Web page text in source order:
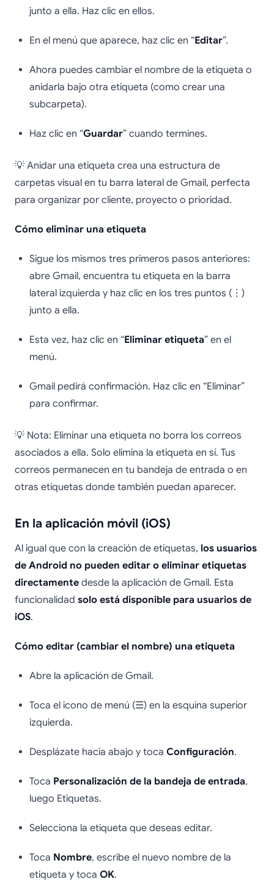
junto a ella. Haz clic en ellos.
En el menú que aparece, haz clic en “Editar”.
Ahora puedes cambiar el nombre de la etiqueta o
anidarla bajo otra etiqueta (como crear una
subcarpeta).
Haz clic en “Guardar” cuando termines.
💡 Anidar una etiqueta crea una estructura de
carpetas visual en tu barra lateral de Gmail, perfecta
para organizar por cliente, proyecto o prioridad.
Cómo eliminar una etiqueta
Sigue los mismos tres primeros pasos anteriores:
abre Gmail, encuentra tu etiqueta en la barra
lateral izquierda y haz clic en los tres puntos (⋮)
junto a ella.
Esta vez, haz clic en “Eliminar etiqueta” en el
menú.
Gmail pedirá confirmación. Haz clic en “Eliminar”
para confirmar.
💡 Nota: Eliminar una etiqueta no borra los correos
asociados a ella. Solo elimina la etiqueta en sí. Tus
correos permanecen en tu bandeja de entrada o en
otras etiquetas donde también puedan aparecer.
En la aplicación móvil (iOS)
Al igual que con la creación de etiquetas, los usuarios
de Android no pueden editar o eliminar etiquetas
directamente desde la aplicación de Gmail. Esta
funcionalidad solo está disponible para usuarios de
iOS.
Cómo editar (cambiar el nombre) una etiqueta
Abre la aplicación de Gmail.
Toca el icono de menú (☰) en la esquina superior
izquierda.
Desplázate hacia abajo y toca Configuración.
Toca Personalización de la bandeja de entrada,
luego Etiquetas.
Selecciona la etiqueta que deseas editar.
Toca Nombre, escribe el nuevo nombre de la
etiqueta y toca OK.